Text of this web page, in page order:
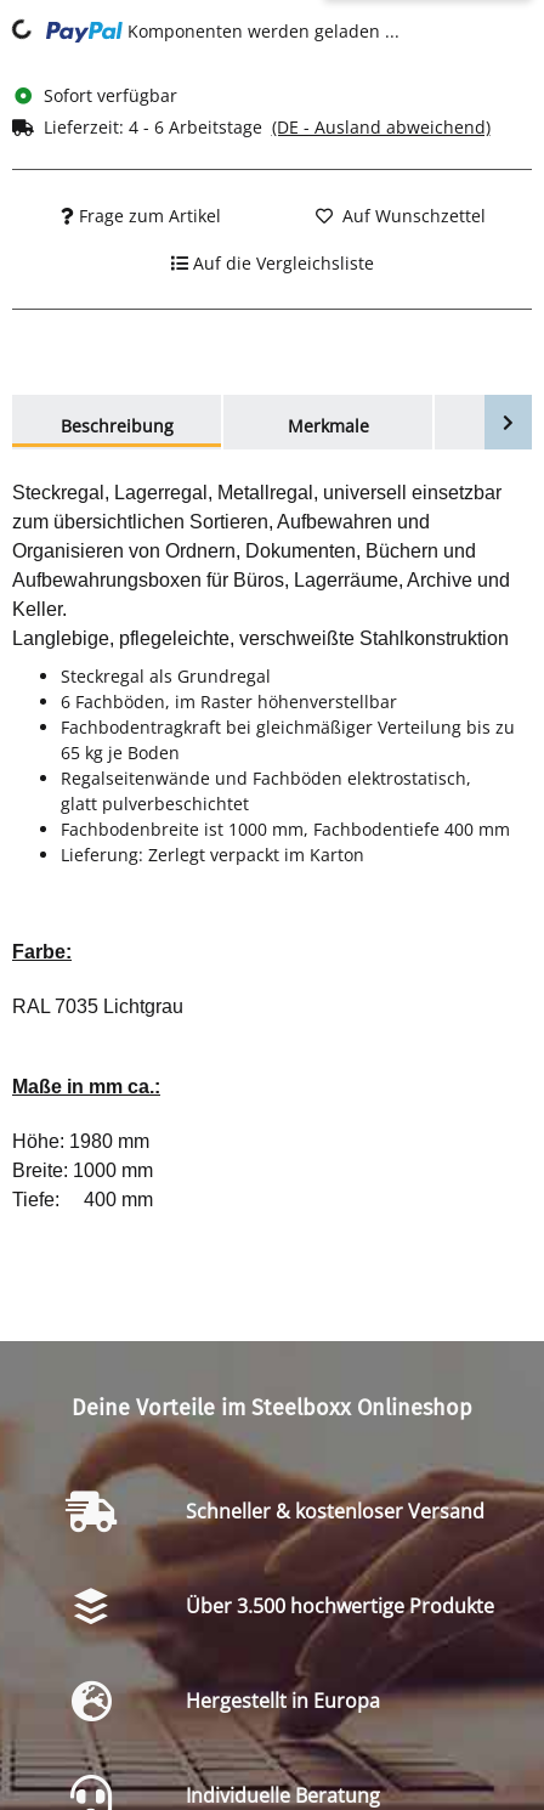
Komponenten werden geladen ...
Sofort verfügbar
Lieferzeit: 4 - 6 Arbeitstage (DE - Ausland abweichend)
Frage zum Artikel Auf Wunschzettel
Auf die Vergleichsliste
Beschreibung
Merkmale
Steckregal, Lagerregal, Metallregal, universell einsetzbar
zum übersichtlichen Sortieren, Aufbewahren und
Organisieren von Ordnern, Dokumenten, Büchern und
Aufbewahrungsboxen für Büros, Lagerräume, Archive und
Keller.
Langlebige, pflegeleichte, verschweißte Stahlkonstruktion
Steckregal als Grundregal
6 Fachböden, im Raster höhenverstellbar
Fachbodentragkraft bei gleichmäßiger Verteilung bis zu
65 kg je Boden
Regalseitenwände und Fachböden elektrostatisch,
glatt pulverbeschichtet
Fachbodenbreite ist 1000 mm, Fachbodentiefe 400 mm
Lieferung: Zerlegt verpackt im Karton
Farbe:
RAL 7035 Lichtgrau
Maße in mm ca.:
Höhe: 1980 mm
Breite: 1000 mm
Tiefe: 400 mm
Deine Vorteile im Steelboxx Onlineshop
Schneller & kostenloser Versand
Über 3.500 hochwertige Produkte
Hergestellt in Europa
Individuelle Beratung